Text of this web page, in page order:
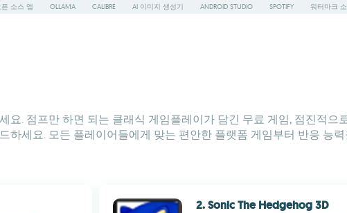
픈 소스 앱 OLLAMA CALIBRE AI 이미지 생성기 ANDROID STUDIO SPOTIFY 워터마크
. 점프만 하면 되는 클래식 게임플레이가 담긴 무료 게임, 점진적으
세요. 모든 플레이어들에게 맞는 편안한 플랫폼 게임부터 반응 능
2. Sonic The Hedgehog 3D